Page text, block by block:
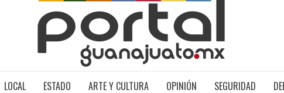
LOCAL ESTADO ARTE Y CULTURA OPINIÓN SEGURIDAD